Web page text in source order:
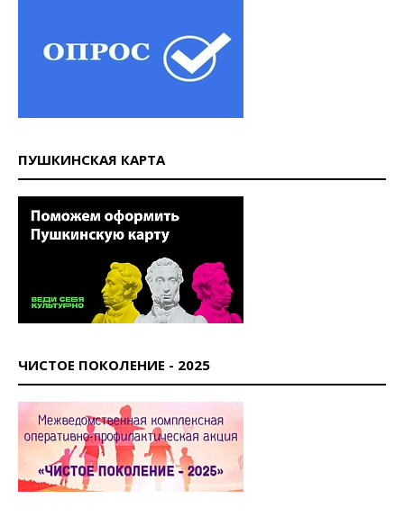
ПУШКИНСКАЯ КАРТА
ЧИСТОЕ ПОКОЛЕНИЕ - 2025